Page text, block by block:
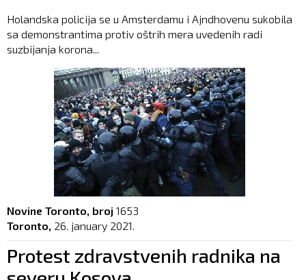
Holandska policija se u Amsterdamu i Ajndhovenu sukobila
sa demonstrantima protiv oštrih mera uvedenih radi
suzbijanja korona...
Novine Toronto, broj 1653
Toronto, 26. january 2021.
Protest zdravstvenih radnika na